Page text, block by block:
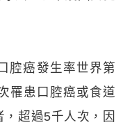
腔癌發生率世界第
罹患口腔癌或食道
超過5千人次，因